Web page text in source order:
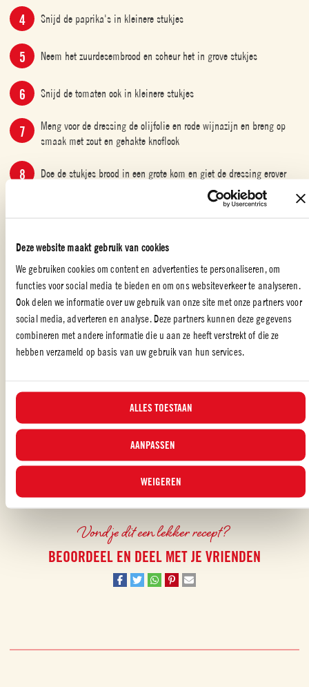
Deze website maakt gebruik van cookies
We gebruiken cookies om content en advertenties te personaliseren, om
functies voor social media te bieden en om ons websiteverkeer te analyseren.
Ook delen we informatie over uw gebruik van onze site met onze partners voor
social media, adverteren en analyse. Deze partners kunnen deze gegevens
combineren met andere informatie die u aan ze heeft verstrekt of die ze
hebben verzameld op basis van uw gebruik van hun services.
ALLES TOESTAAN
AANPASSEN
WEIGEREN
Snijd de paprika's in kleinere stukjes
Neem het zuurdesembrood en scheur het in grove stukjes
Snijd de tomaten ook in kleinere stukjes
Meng voor de dressing de olijfolie en rode wijnazijn en breng op
smaak met zout en gehakte knoflook
Doe de stukjes brood in een grote kom en giet de dressing erover
Doe de andere ingrediënten in de kom en schep voorzichtig om
Zet minstens 1 uur op een koele plaats voor het serveren van
RESTJES RECEPTEN
Deze panzanella broodsalade is niet alleen smakelijk, maar ook veelzijdig,
ideaal voor een lichte lunch of als bijgerecht bij een maaltijd. De
combinatie van frisse groenten, hartig brood en een pittige dressing maakt
het een perfecte keuze voor elke gelegenheid. Laat de salade een uur
afkoelen voor het serveren voor de beste smaakbeleving!
Vond je dit een lekker recept?
BEOORDEEL EN DEEL MET JE VRIENDEN